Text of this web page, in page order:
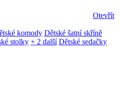
Otevřít
komody Dětské šatní skříně
stolky + 2 další Dětské sedačky